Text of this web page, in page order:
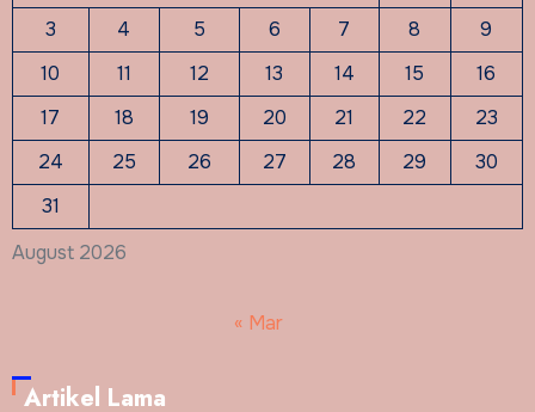
August 2026
3
4 5 6 7 8
9
10
11 12 13 14 15
16
17
18 19 20 21 22
23
24
25 26 27 28 29
30
31
« Mar
Artikel Lama